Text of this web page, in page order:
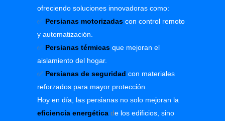
ofreciendo soluciones innovadoras como:
✅ Persianas motorizadas con control remoto
y automatización.
✅ Persianas térmicas que mejoran el
aislamiento del hogar.
✅ Persianas de seguridad con materiales
reforzados para mayor protección.
Hoy en día, las persianas no solo mejoran la
eficiencia energética de los edificios, sino